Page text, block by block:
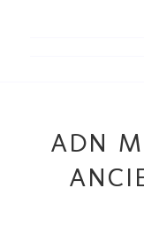
ADN